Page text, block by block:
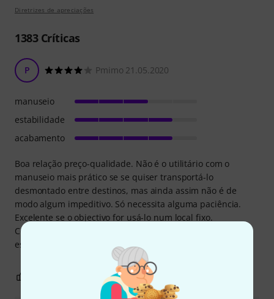
Diretrizes de apreciações
1383Críticas
P Pmimo 21.05.2020
Boa relação preço-qualidade. Não é o utilitário com o
manuseio mais prático se se quiser transportá-lo
desmontado entre destinos, mas ainda assim não é de
modo algum impeditivo. Só necessita alguma paciência.
Excelente se o objectivo for usá-lo num local fixo.
Construção robusta e estável. Compraria novamente se se
estragasse (pouco provável) ou perdesse.
manuseio
estabilidade
acabamento
REPORTAR A CRÍTICA